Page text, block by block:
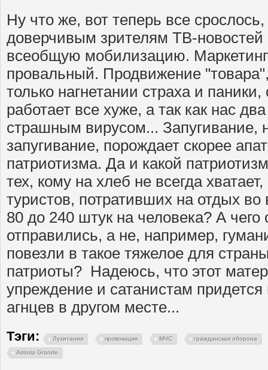
Ну что же, вот теперь все
доверчивым зрителям ТВ-
всеобщую мобилизацию.
провальный. Продвижение
только нагнетании страха и
работает все хуже, а так как нас
страшным вирусом... Запугивание,
запугивание, порождает скорее
патриотизма. Да и какой
тех, кому на хлеб не всегда
туристов, потративших на отдых
80 до 240 штук на человека? А чего
отправились, а не, например,
повезли в такое тяжелое для
патриоты? Надеюсь, что этот
упреждение и сатанистам
агнцев в другом месте...
Тэги: Лузитания провокация МЧС гражданская оборона
Astoria Grande